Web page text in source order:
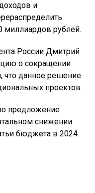
и
рублей.
России Дмитрий
о сокращении
что данное решение
проектов.
предложение
снижении
бюджета в 2024